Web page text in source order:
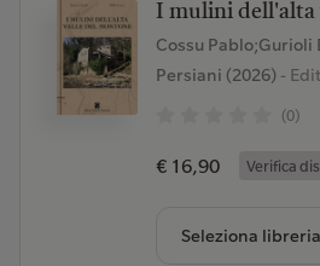
I mulini dell'alta
Cossu Pablo;Gurioli
Persiani (2026)-
(0)
€ 16,90 Verifica
Seleziona libreria